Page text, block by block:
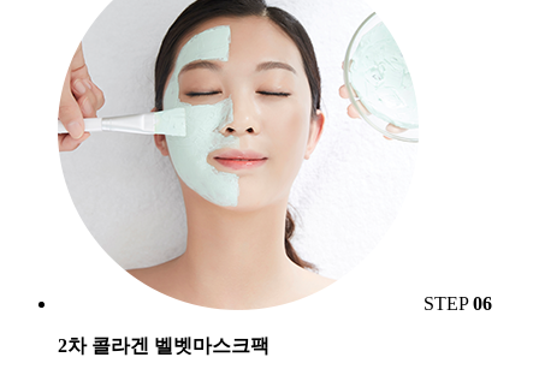
STEP06
2차 콜라겐 벨벳마스크팩